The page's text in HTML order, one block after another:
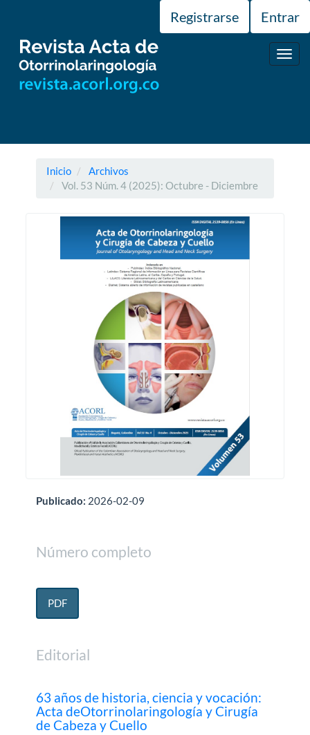
principal
Barra
lateral
Registrarse Entrar
Inicio
Archivos
Vol. 53 Núm. 4 (2025): Octubre - Diciembre
Publicado: 2026-02-09
Número completo
PDF
Editorial
63 años de historia, ciencia y vocación:
Acta deOtorrinolaringología y Cirugía
de Cabeza y Cuello